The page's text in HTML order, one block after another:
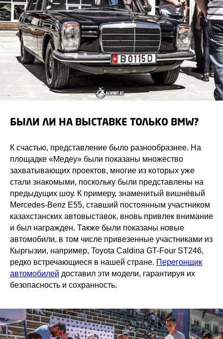
БЫЛИ ЛИ НА ВЫСТАВКЕ ТОЛЬКО BMW?
К счастью, представление было разнообразнее. На
площадке «Медеу» были показаны множество
захватывающих проектов, многие из которых уже
стали знакомыми, поскольку были представлены на
предыдущих шоу. К примеру, знаменитый вишнёвый
Mercedes-Benz E55, ставший постоянным участником
казахстанских автовыставок, вновь привлек внимание
и был награжден. Также были показаны новые
автомобили, в том числе привезенные участниками из
Кыргызии, например, Toyota Caldina GT-Four ST246,
редко встречающиеся в нашей стране. Перегонщик
автомобилей доставил эти модели, гарантируя их
безопасность и сохранность.